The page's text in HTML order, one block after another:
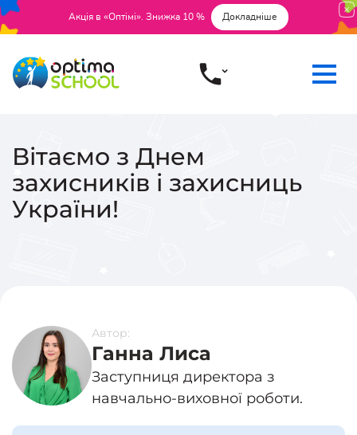
Акція в «Оптімі». Знижка 10 % Докладніше
Вітаємо з Днем
захисників і захисниць
України!
Автор:
Ганна Лиса
Заступниця директора з
навчально-виховної роботи.